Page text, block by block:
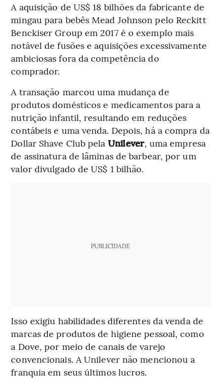
A aquisição de US$ 18 bilhões da fabricante de
mingau para bebês Mead Johnson pelo Reckitt
Benckiser Group em 2017 é o exemplo mais
notável de fusões e aquisições excessivamente
ambiciosas fora da competência do
comprador.
A transação marcou uma mudança de
produtos domésticos e medicamentos para a
nutrição infantil, resultando em reduções
contábeis e uma venda. Depois, há a compra da
Dollar Shave Club pela Unilever, uma empresa
de assinatura de lâminas de barbear, por um
valor divulgado de US$ 1 bilhão.
PUBLICIDADE
Isso exigiu habilidades diferentes da venda de
marcas de produtos de higiene pessoal, como
a Dove, por meio de canais de varejo
convencionais. A Unilever não mencionou a
franquia em seus últimos lucros.